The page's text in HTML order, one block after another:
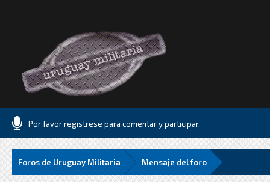
Por favor registrese para comentar y participar.
Foros de Uruguay Militaria Mensaje del foro